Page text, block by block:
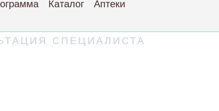
Каталог Аптеки
СПЕЦИАЛИСТА